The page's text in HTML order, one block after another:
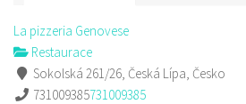
La pizzeria Genovese
Restaurace
Sokolská 261/26, Česká Lípa, Česko
731009385731009385